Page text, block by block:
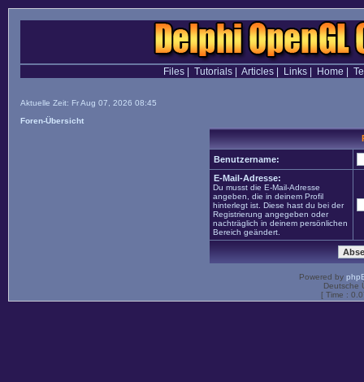
Files| Tutorials| Articles| Links| Home
Aktuelle Zeit: Fr Aug 07, 2026 08:45
Foren-Übersicht
Benutzername:
E-Mail-Adresse:
Du musst die E-Mail-Adresse
angeben, die in deinem Profil
hinterlegt ist. Diese hast du bei der
Registrierung angegeben oder
nachträglich in deinem persönlichen
Bereich geändert.
Powered by
Deutsche
[ Time :